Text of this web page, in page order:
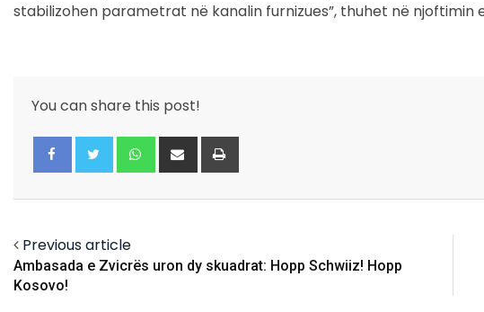
stabilizohen parametrat në kanalin furnizues”, thuhet në njoftimin
You can share this post!
Whatsapp
Share
via
Previous article
Ambasada e Zvicrës uron dy skuadrat: Hopp Schwiiz! Hopp
Kosovo!